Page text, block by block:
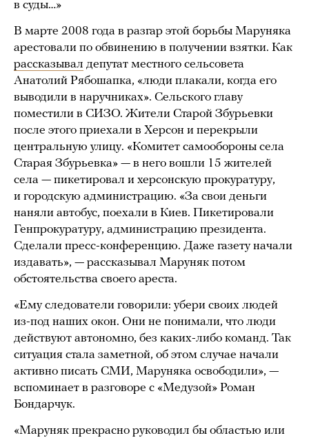
в суды…»
В марте 2008 года в разгар этой борьбы Маруняка
арестовали по обвинению в получении взятки. Как
рассказывал депутат местного сельсовета
Анатолий Рябошапка, «люди плакали, когда его
выводили в наручниках». Сельского главу
поместили в СИЗО. Жители Старой Збурьевки
после этого приехали в Херсон и перекрыли
центральную улицу. «Комитет самообороны села
Старая Збурьевка» — в него вошли 15 жителей
села — пикетировал и херсонскую прокуратуру,
и городскую администрацию. «За свои деньги
наняли автобус, поехали в Киев. Пикетировали
Генпрокуратуру, администрацию президента.
Сделали пресс-конференцию. Даже газету начали
издавать», — рассказывал Маруняк потом
обстоятельства своего ареста.
«Ему следователи говорили: убери своих людей
из-под наших окон. Они не понимали, что люди
действуют автономно, без каких-либо команд. Так
ситуация стала заметной, об этом случае начали
активно писать СМИ, Маруняка освободили», —
вспоминает в разговоре с «Медузой» Роман
Бондарчук.
«Маруняк прекрасно руководил бы областью или